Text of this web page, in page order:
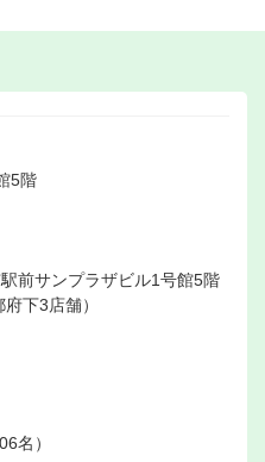
5階
サンプラザビル1号館5階
下3店舗）
名）